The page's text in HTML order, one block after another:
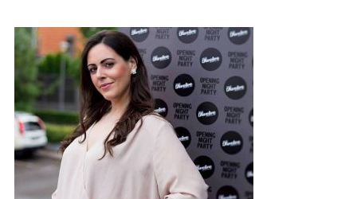
Foto:
Sonja
Spasić